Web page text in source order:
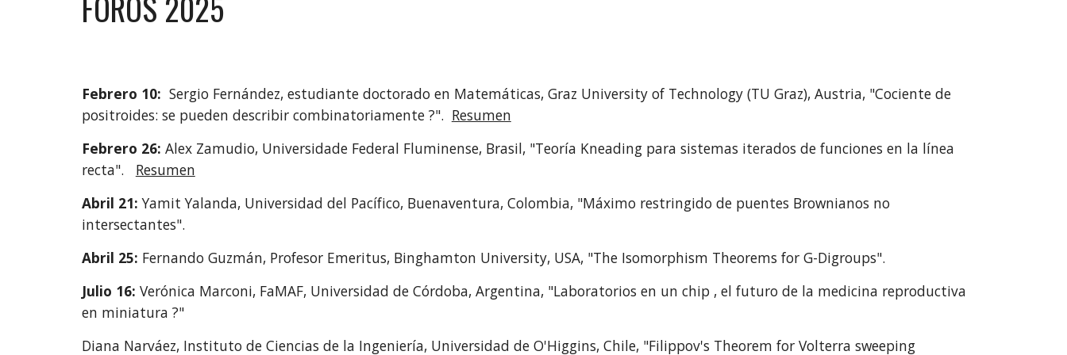
Febrero 10: Sergio Fernández, estudiante doctorado en Matemáticas, Graz University of Technology (TU Graz), Austria, "Cociente de
positroides: se pueden describir combinatoriamente ?". Resumen
Febrero 26: Alex Zamudio, Universidade Federal Fluminense, Brasil, "Teoría Kneading para sistemas iterados de funciones en la línea
recta". Resumen
Abril 21:Yamit Yalanda, Universidad del Pacífico, Buenaventura, Colombia, "Máximo restringido de puentes Brownianos no
intersectantes".
Abril 25: Fernando Guzmán, Profesor Emeritus, Binghamton University, USA, "The Isomorphism Theorems for G-Digroups".
Julio 16: Verónica Marconi, FaMAF, Universidad de Córdoba, Argentina, "Laboratorios en un chip , el futuro de la medicina reproductiva
en miniatura ?"
Diana Narváez, Instituto de Ciencias de la Ingeniería, Universidad de O'Higgins, Chile, "Filippov's Theorem for Volterra sweeping